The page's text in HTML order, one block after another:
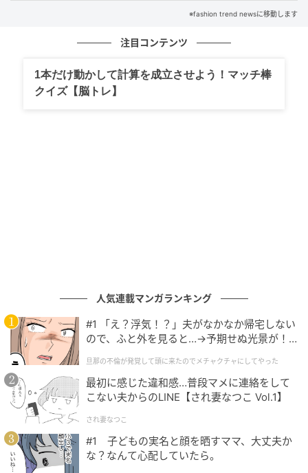
「ほおばるしあわせ たっぷりホイップWシュー」の中
身にも注目。@sujiemonさん曰く、「濃厚すぎカスタ
いう2種類のクリーム入り。ほおばれば、クリームが口
の中で混ざり合う贅沢仕様です。量もたっぷりと入っ
※fashion trend newsに移動します
注目コンテンツ
1本だけ動かして計算を成立させよう！マッチ棒
クイズ【脳トレ】
人気連載マンガランキング
#1 「え？浮気！？」夫がなかなか帰宅しない
ので、ふと外を見ると…→予期せぬ光景が！
クチャにしてやった
旦那の不倫が発覚して頭に来たのでメチャクチャにしてやった
最初に感じた違和感…普段マメに連絡をして
こない夫からのLINE【され妻なつこ Vol.1】
され妻なつこ
#1 子どもの実名と顔を晒すママ、大丈夫か
な？なんて心配していたら。